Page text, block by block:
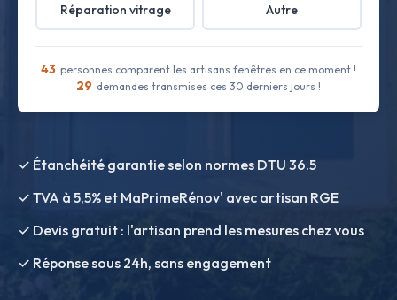
Réparation vitrage Autre
43 personnes comparent les artisans fenêtres en ce moment !
29 demandes transmises ces 30 derniers jours !
✓ Étanchéité garantie selon normes DTU 36.5
✓ TVA à 5,5% et MaPrimeRénov' avec artisan RGE
✓ Devis gratuit : l'artisan prend les mesures chez vous
✓ Réponse sous 24h, sans engagement